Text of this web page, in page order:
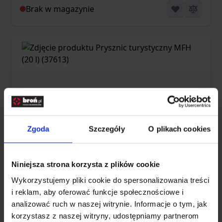
Zgoda Szczegóły O plikach cookies
Niniejsza strona korzysta z plików cookie
Wykorzystujemy pliki cookie do spersonalizowania treści
i reklam, aby oferować funkcje społecznościowe i
analizować ruch w naszej witrynie. Informacje o tym, jak
korzystasz z naszej witryny, udostępniamy partnerom
Brak w magazynie
Prysznic turystyczny MFH (20 l) (37613)
38,90 zł